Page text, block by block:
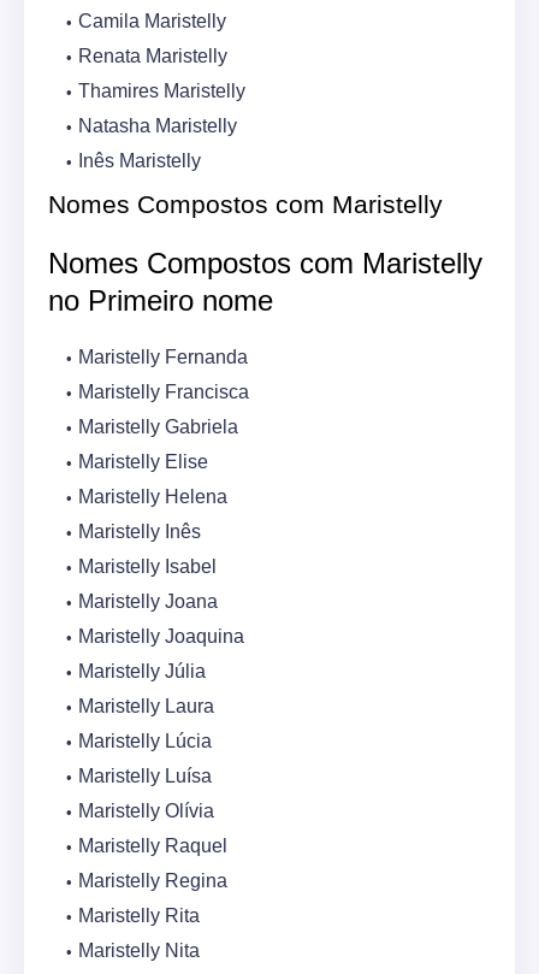
Camila Maristelly
Renata Maristelly
Thamires Maristelly
Natasha Maristelly
Inês Maristelly
Nomes Compostos com Maristelly
Nomes Compostos com Maristelly
no Primeiro nome
Maristelly Fernanda
Maristelly Francisca
Maristelly Gabriela
Maristelly Elise
Maristelly Helena
Maristelly Inês
Maristelly Isabel
Maristelly Joana
Maristelly Joaquina
Maristelly Júlia
Maristelly Laura
Maristelly Lúcia
Maristelly Luísa
Maristelly Olívia
Maristelly Raquel
Maristelly Regina
Maristelly Rita
Maristelly Nita